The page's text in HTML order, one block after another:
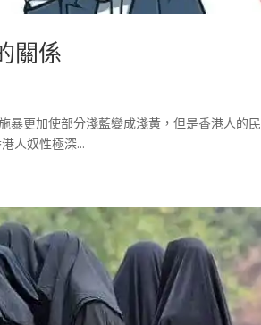
關係
暴更加使部分淺藍變成淺黃，但是香港人的民
人奴性極深...